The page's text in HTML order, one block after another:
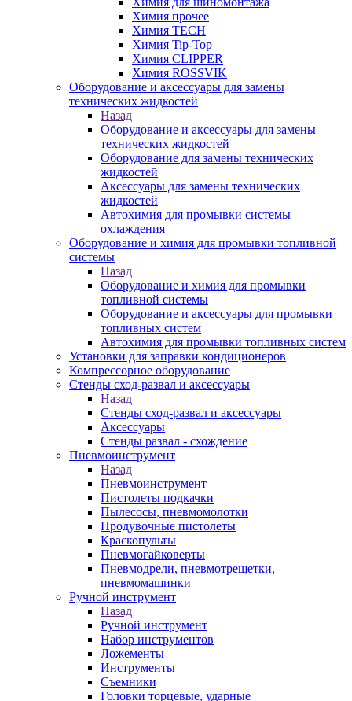
Химия прочее
Химия TECH
Химия Tip-Top
Химия CLIPPER
Химия ROSSVIK
Оборудование и аксессуары для замены
технических жидкостей
Назад
Оборудование и аксессуары для замены
технических жидкостей
Оборудование для замены технических
жидкостей
Аксессуары для замены технических
жидкостей
Автохимия для промывки системы
охлаждения
Оборудование и химия для промывки топливной
системы
Назад
Оборудование и химия для промывки
топливной системы
Оборудование и аксессуары для промывки
топливных систем
Автохимия для промывки топливных систем
Установки для заправки кондиционеров
Компрессорное оборудование
Стенды сход-развал и аксессуары
Назад
Стенды сход-развал и аксессуары
Аксессуары
Стенды развал - схождение
Пневмоинструмент
Назад
Пневмоинструмент
Пистолеты подкачки
Пылесосы, пневмомолотки
Продувочные пистолеты
Краскопульты
Пневмогайковерты
Пневмодрели, пневмотрещетки,
пневмомашинки
Ручной инструмент
Назад
Ручной инструмент
Набор инструментов
Ложементы
Инструменты
Съемники
Головки торцевые, ударные